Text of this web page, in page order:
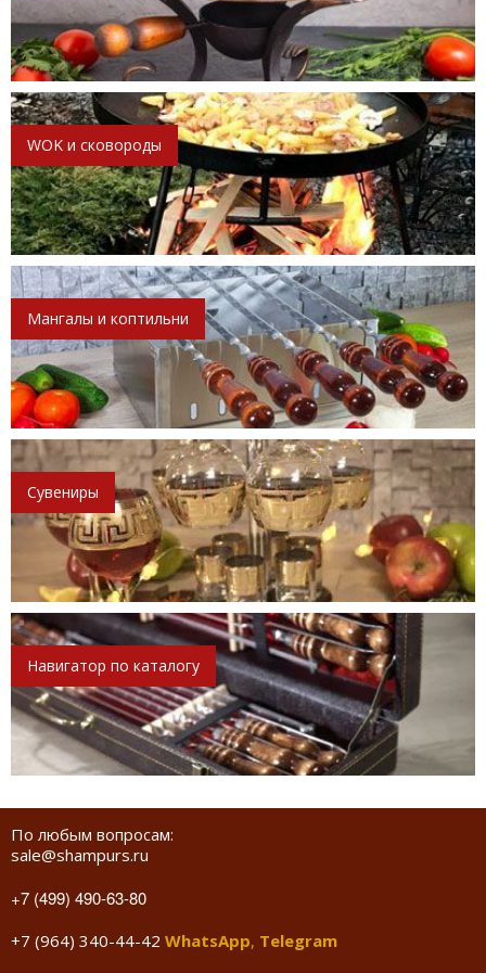
WOK и сковороды
Мангалы и коптильни
Сувениры
Навигатор по каталогу
По любым вопросам:
sale@shampurs.ru
+7 (499) 490-63-80
+7 (964) 340-44-42 WhatsApp, Telegram